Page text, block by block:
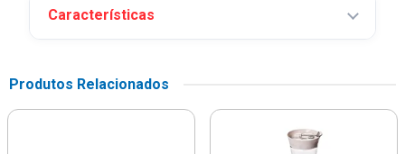
Características
Produtos Relacionados